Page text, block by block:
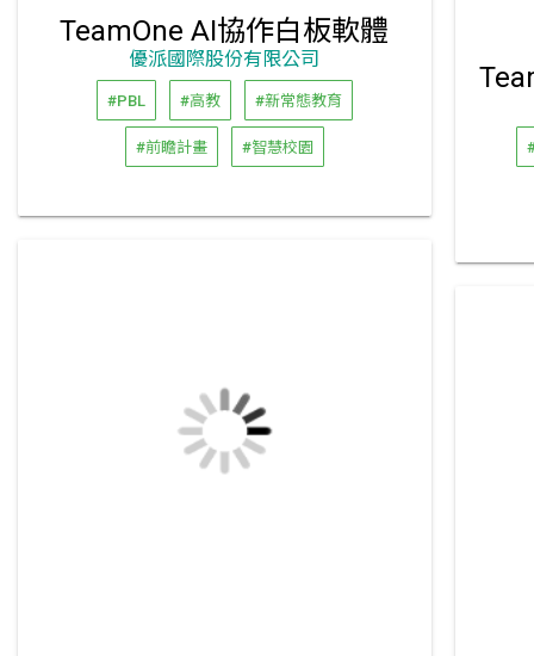
TeamOne AI協作白板軟體
優派國際股份有限公司
#PBL #高教 #新常態教育
#前瞻計畫 #智慧校園